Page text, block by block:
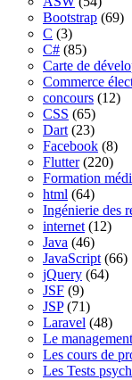
Bootstrap (69)
C (3)
C# (85)
Carte de
Commerce
concours (12)
CSS (65)
Dart (23)
Facebook (8)
Flutter(220)
Formation
html (64)
Ingénierie des
internet (12)
Java (46)
JavaScript (66)
jQuery (64)
JSF (9)
JSP(71)
Laravel (48)
Le
Les cours de
Les Tests